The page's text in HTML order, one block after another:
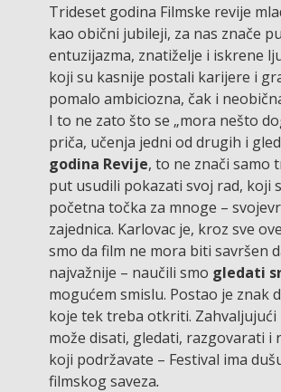
Trideset godina Filmske revije
kao obični jubileji, za nas znače
entuzijazma, znatiželje i iskrene
koji su kasnije postali karijere i
pomalo ambiciozna, čak i
I to ne zato što se „mora nešto
priča, učenja jedni od drugih i
godina Revije, to ne znači samo
put usudili pokazati svoj rad, koji
početna točka za mnoge –
zajednica. Karlovac je, kroz sve
smo da film ne mora biti savršen
najvažnije – naučili smo gledati
mogućem smislu. Postao je znak
koje tek treba otkriti. Zahvaljujući
može disati, gledati, razgovarati i
koji podržavate – Festival ima
filmskog saveza.